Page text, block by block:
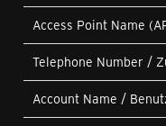
Access Point Name
Telephone Number /
Account Name /